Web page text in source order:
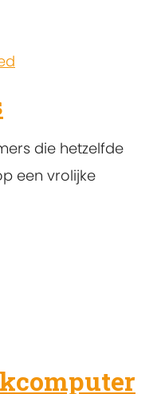
die hetzelfde
een vrolijke